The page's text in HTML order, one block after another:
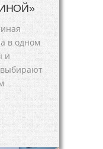
в одном
и
выбирают